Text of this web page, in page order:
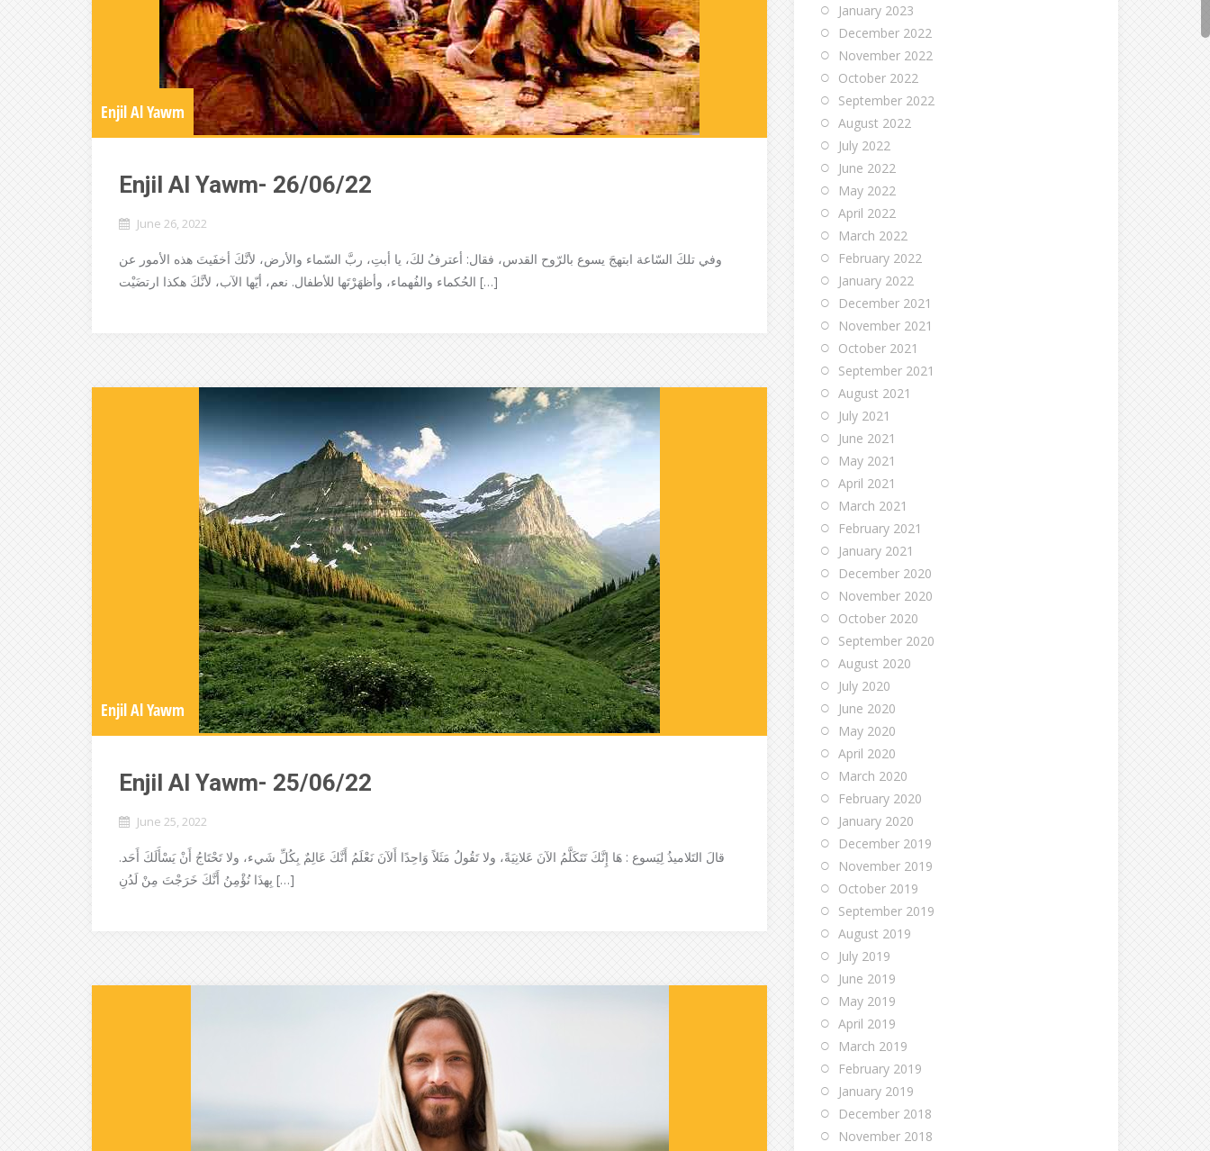
Enjil Al Yawm
Enjil Al Yawm- 26/06/22
June 26, 2022
وفي تلكَ السّاعة ابتهجَ يسوع بالرّوح القدس، فقال: أعترفُ لكَ، يا أبتِ، ربَّ السّماء والأرض، لأنَّكَ أخفَيتَ هذه الأمور عن
الحُكماء والفُهماء، وأظهَرْتَها للأطفال. نعم، أيّها الآب، لأنَّكَ هكذا ارتضَيْت […]
Enjil Al Yawm
Enjil Al Yawm- 25/06/22
June 25, 2022
قالَ التَلاميذُ لِيَسوع : هَا إِنَّكَ تَتَكَلَّمُ الآنَ عَلانِيَةً، ولا تَقُولُ مَثَلاً وَاحِدًا أَلآنَ نَعْلَمُ أَنَّكَ عَالِمٌ بِكُلِّ شَيء، ولا تَحْتَاجُ أَنْ يَسْأَلَكَ أَحَد.
بِهذَا نُؤْمِنُ أَنَّكَ خَرَجْتَ مِنْ لَدُنِ […]
January 2023
December 2022
November 2022
October 2022
September 2022
August 2022
July 2022
June 2022
May 2022
April 2022
March 2022
February 2022
January 2022
December 2021
November 2021
October 2021
September 2021
August 2021
July 2021
June 2021
May 2021
April 2021
March 2021
February 2021
January 2021
December 2020
November 2020
October 2020
September 2020
August 2020
July 2020
June 2020
May 2020
April 2020
March 2020
February 2020
January 2020
December 2019
November 2019
October 2019
September 2019
August 2019
July 2019
June 2019
May 2019
April 2019
March 2019
February 2019
January 2019
December 2018
November 2018